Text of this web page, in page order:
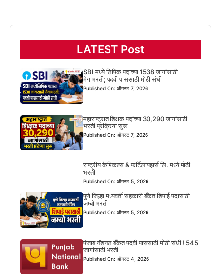
LATEST Post
SBI मध्ये लिपिक पदाच्या 1538 जागांसाठी
मेगाभरती; पदवी पाससाठी मोठी संधी
Published On: ऑगस्ट 7, 2026
महाराष्ट्रात शिक्षक पदांच्या 30,290 जागांसाठी
भरती प्रक्रिया सुरू
Published On: ऑगस्ट 7, 2026
राष्ट्रीय केमिकल्स & फर्टिलायझर्स लि. मध्ये मोठी
भरती
Published On: ऑगस्ट 5, 2026
पुणे जिल्हा मध्यवर्ती सहकारी बँकेत शिपाई पदासाठी
जम्बो भरती
Published On: ऑगस्ट 5, 2026
पंजाब नॅशनल बँकेत पदवी पाससाठी मोठी संधी ! 545
जागांसाठी भरती
Published On: ऑगस्ट 4, 2026